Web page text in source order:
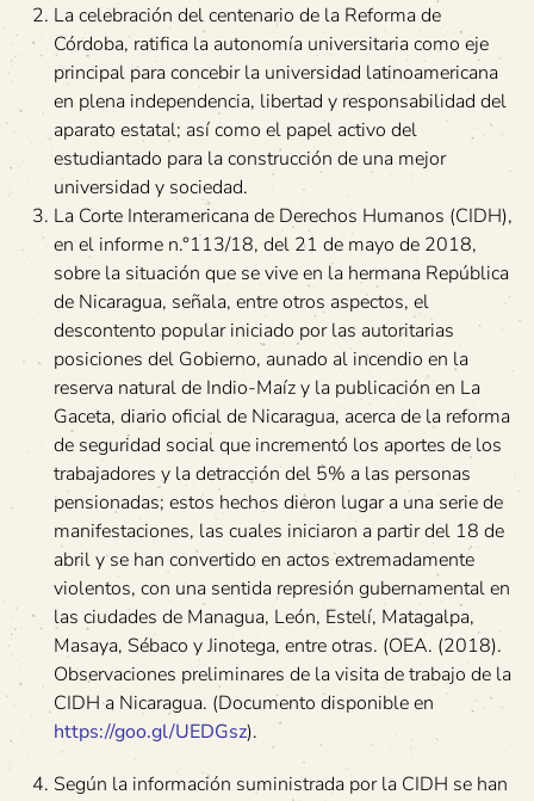
La celebración del centenario de la Reforma de
Córdoba, ratifica la autonomía universitaria como eje
principal para concebir la universidad latinoamericana
en plena independencia, libertad y responsabilidad del
aparato estatal; así como el papel activo del
estudiantado para la construcción de una mejor
universidad y sociedad.
La Corte Interamericana de Derechos Humanos (CIDH),
en el informe n.°113/18, del 21 de mayo de 2018,
sobre la situación que se vive en la hermana República
de Nicaragua, señala, entre otros aspectos, el
descontento popular iniciado por las autoritarias
posiciones del Gobierno, aunado al incendio en la
reserva natural de Indio-Maíz y la publicación en La
Gaceta, diario oficial de Nicaragua, acerca de la reforma
de seguridad social que incrementó los aportes de los
trabajadores y la detracción del 5% a las personas
pensionadas; estos hechos dieron lugar a una serie de
manifestaciones, las cuales iniciaron a partir del 18 de
abril y se han convertido en actos extremadamente
violentos, con una sentida represión gubernamental en
las ciudades de Managua, León, Estelí, Matagalpa,
Masaya, Sébaco y Jinotega, entre otras. (OEA. (2018).
Observaciones preliminares de la visita de trabajo de la
CIDH a Nicaragua. (Documento disponible en
https://goo.gl/UEDGsz).
Según la información suministrada por la CIDH se han